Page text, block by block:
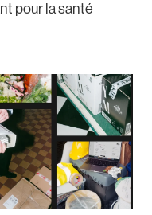
pour la santé